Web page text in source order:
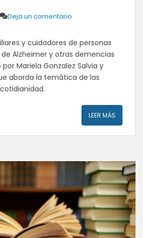
Deja un comentario
y cuidadores de personas
Alzheimer y otras demencias
Mariela Gonzalez Salvia y
aborda la temática de las
LEER MÁS